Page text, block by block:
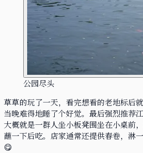
公园尽头
草草的玩了一天，看完想看的老地标后
当晚难得地睡了个好觉。最后强烈推荐
大概就是一群人坐小板凳围坐在小桌前
蘸一下后吃。店家通常还提供春卷，淋
😋